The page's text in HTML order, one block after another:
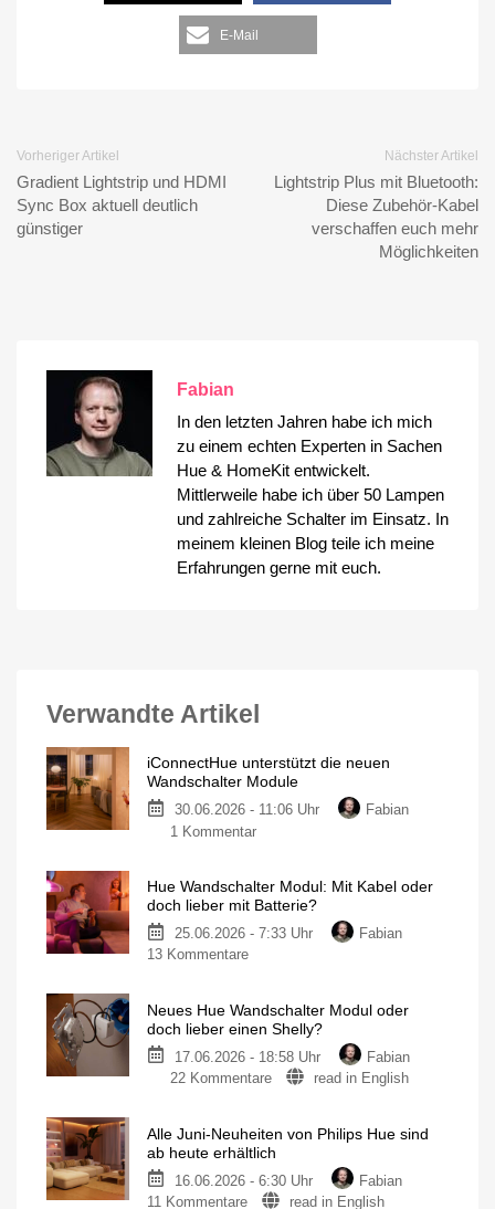
E-Mail
Vorheriger Artikel
Gradient Lightstrip und HDMI
Sync Box aktuell deutlich
günstiger
Nächster Artikel
Lightstrip Plus mit Bluetooth:
Diese Zubehör-Kabel
verschaffen euch mehr
Möglichkeiten
Fabian
In den letzten Jahren habe ich mich
zu einem echten Experten in Sachen
Hue & HomeKit entwickelt.
Mittlerweile habe ich über 50 Lampen
und zahlreiche Schalter im Einsatz. In
meinem kleinen Blog teile ich meine
Erfahrungen gerne mit euch.
Verwandte Artikel
iConnectHue unterstützt die neuen
Wandschalter Module
30.06.2026 - 11:06 Uhr
Fabian
1 Kommentarzu
die
neuen
Wandschalter
Amazon
gelistet
Hue Wandschalter Modul: Mit Kabel oder
doch lieber mit Batterie?
25.06.2026 - 7:33 Uhr
Fabian
13 Kommentarezu
Modul:
Mit
Kabel
oder
mit
Batterie?
Jetzt
Angebot
Neues Hue Wandschalter Modul oder
doch lieber einen Shelly?
17.06.2026 - 18:58 Uhr
Fabian
22 Kommentarezu
Wandschalter
Modul
oder
doch
read in English
Alle Juni-Neuheiten von Philips Hue sind
ab heute erhältlich
16.06.2026 - 6:30 Uhr
Fabian
11 Kommentarezu
read in English